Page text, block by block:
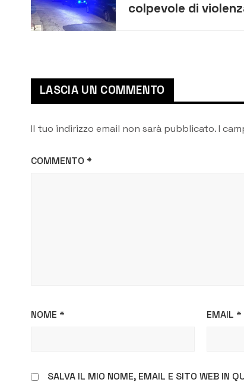
colpevole di
LASCIA UN COMMENTO
Il tuo indirizzo email non sarà pubblicato.I
COMMENTO *
NOME * EMAIL *
SALVA IL MIO NOME, EMAIL E SITO WEB IN